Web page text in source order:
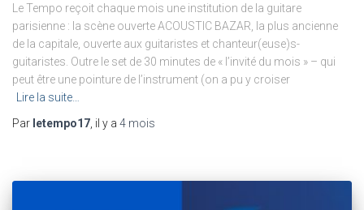
Le Tempo reçoit chaque mois une institution de la guitare
parisienne : la scène ouverte ACOUSTIC BAZAR, la plus ancienne
de la capitale, ouverte aux guitaristes et chanteur(euse)s-
guitaristes. Outre le set de 30 minutes de « l’invité du mois » – qui
peut être une pointure de l’instrument (on a pu y croiser
Lire la suite…
Par letempo17 , il y a 4 mois